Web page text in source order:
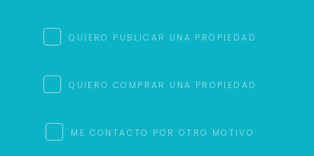
QUIERO PUBLICAR UNA PROPIEDAD
QUIERO COMPRAR UNA PROPIEDAD
ME CONTACTO POR OTRO MOTIVO